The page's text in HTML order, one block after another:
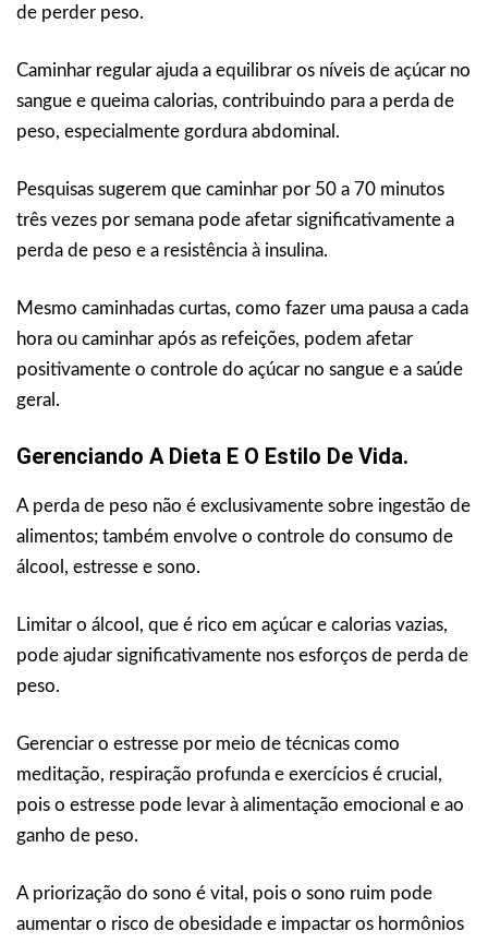
de perder peso.
Caminhar regular ajuda a equilibrar os níveis de açúcar no
sangue e queima calorias, contribuindo para a perda de
peso, especialmente gordura abdominal.
Pesquisas sugerem que caminhar por 50 a 70 minutos
três vezes por semana pode afetar significativamente a
perda de peso e a resistência à insulina.
Mesmo caminhadas curtas, como fazer uma pausa a cada
hora ou caminhar após as refeições, podem afetar
positivamente o controle do açúcar no sangue e a saúde
geral.
Gerenciando A Dieta E O Estilo De Vida.
A perda de peso não é exclusivamente sobre ingestão de
alimentos; também envolve o controle do consumo de
álcool, estresse e sono.
Limitar o álcool, que é rico em açúcar e calorias vazias,
pode ajudar significativamente nos esforços de perda de
peso.
Gerenciar o estresse por meio de técnicas como
meditação, respiração profunda e exercícios é crucial,
pois o estresse pode levar à alimentação emocional e ao
ganho de peso.
A priorização do sono é vital, pois o sono ruim pode
aumentar o risco de obesidade e impactar os hormônios